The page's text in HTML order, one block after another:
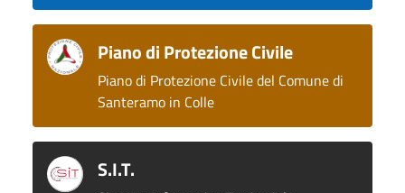
Piano di Protezione Civile
Piano di Protezione Civile del Comune di
Santeramo in Colle
S.I.T.